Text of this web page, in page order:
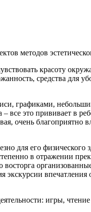
методов
красоту
средства для
графиками,
все это прививает в
очень благоприятно
для его физического
в отражении
игры,